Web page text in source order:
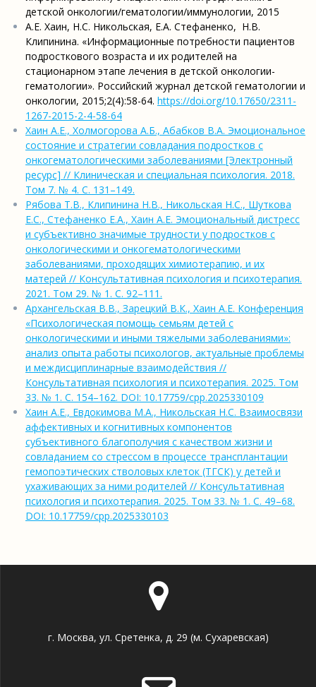
детской онкологии/гематологии/иммунологии, 2015
А.Е. Хаин, Н.С. Никольская, Е.А. Стефаненко, Н.В.
Клипинина. «Информационные потребности пациентов
подросткового возраста и их родителей на
стационарном этапе лечения в детской онкологии-
гематологии». Российский журнал детской гематологии и
онкологии, 2015;2(4):58-64. https://doi.org/10.17650/2311-
1267-2015-2-4-58-64
Хаин А.Е., Холмогорова А.Б., Абабков В.А. Эмоциональное
состояние и стратегии совладания подростков с
онкогематологическими заболеваниями [Электронный
ресурс] // Клиническая и специальная психология. 2018.
Том 7. № 4. С. 131–149.
Рябова Т.В., Клипинина Н.В., Никольская Н.С., Шуткова
Е.С., Стефаненко Е.А., Хаин А.Е. Эмоциональный дистресс
и субъективно значимые трудности у подростков с
онкологическими и онкогематологическими
заболеваниями, проходящих химиотерапию, и их
матерей // Консультативная психология и психотерапия.
2021. Том 29. № 1. С. 92–111.
Архангельская В.В., Зарецкий В.К., Хаин А.Е. Конференция
«Психологическая помощь семьям детей с
онкологическими и иными тяжелыми заболеваниями»:
анализ опыта работы психологов, актуальные проблемы
и междисциплинарные взаимодействия //
Консультативная психология и психотерапия. 2025. Том
33. № 1. С. 154–162. DOI: 10.17759/cpp.2025330109
Хаин А.Е., Евдокимова М.А., Никольская Н.С. Взаимосвязи
аффективных и когнитивных компонентов
субъективного благополучия с качеством жизни и
совладанием со стрессом в процессе трансплантации
гемопоэтических стволовых клеток (ТГСК) у детей и
ухаживающих за ними родителей // Консультативная
психология и психотерапия. 2025. Том 33. № 1. С. 49–68.
DOI: 10.17759/cpp.2025330103
г. Москва, ул. Сретенка, д. 29 (м. Сухаревская)